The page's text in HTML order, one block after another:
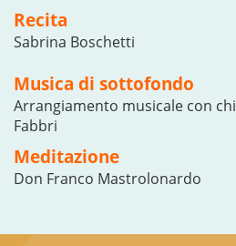
Recita
Sabrina Boschetti
Musica di sottofondo
Arrangiamento musicale con
Fabbri
Meditazione
Don Franco Mastrolonardo